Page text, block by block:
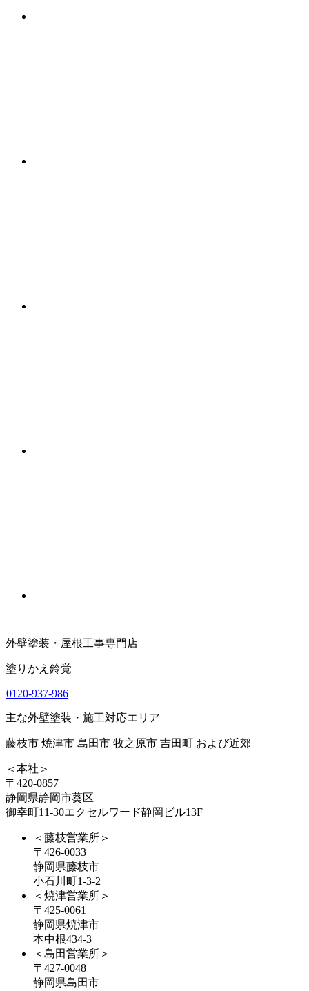
外壁塗装・屋根工事専門店
塗りかえ鈴覚
0120-937-986
主な外壁塗装・施工対応エリア
藤枝市 焼津市 島田市 牧之原市 吉田町 および近郊
＜本社＞
〒420-0857
静岡県静岡市葵区
御幸町11-30エクセルワード静岡ビル13F
＜藤枝営業所＞
〒426-0033
静岡県藤枝市
小石川町1-3-2
＜焼津営業所＞
〒425-0061
静岡県焼津市
本中根434-3
＜島田営業所＞
〒427-0048
静岡県島田市